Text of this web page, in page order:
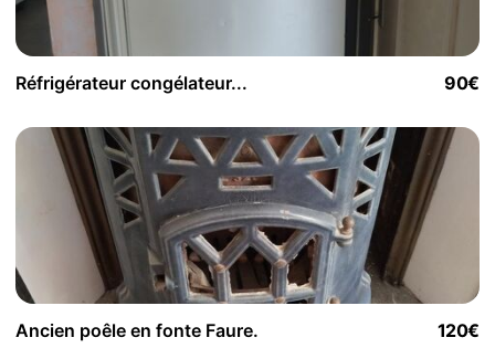
Réfrigérateur congélateur... 90€
Ancien poêle en fonte Faure. 120€